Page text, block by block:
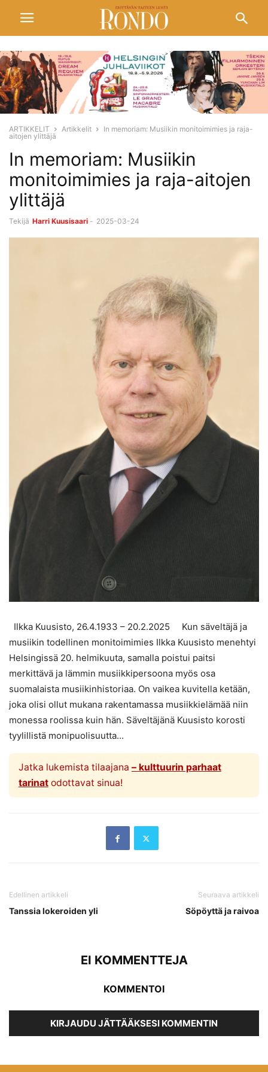
ARTIKKELIT Artikkelit
In memoriam: Musiikin monitoimimies ja raja-
aitojen ylittäjä
In memoriam: Musiikin
monitoimimies ja raja-aitojen
ylittäjä
Tekijä Harri Kuusisaari - 2025-03-24
Ilkka Kuusisto, 26.4.1933 – 20.2.2025 Kun säveltäjä ja
musiikin todellinen monitoimimies Ilkka Kuusisto menehtyi
Helsingissä 20. helmikuuta, samalla poistui paitsi
merkittävä ja lämmin musiikkipersoona myös osa
suomalaista musiikinhistoriaa. On vaikea kuvitella ketään,
joka olisi ollut mukana rakentamassa musiikkielämää niin
monessa roolissa kuin hän. Säveltäjänä Kuusisto korosti
tyylillistä monipuolisuutta...
Jatka lukemista tilaajana – kulttuurin parhaat
tarinatodottavat sinua!
Edellinen artikkeli
Tanssia lokeroiden yli
Seuraava artikkeli
Söpöyttä ja raivoa
EI KOMMENTTEJA
KOMMENTOI
KIRJAUDU JÄTTÄÄKSESI KOMMENTIN